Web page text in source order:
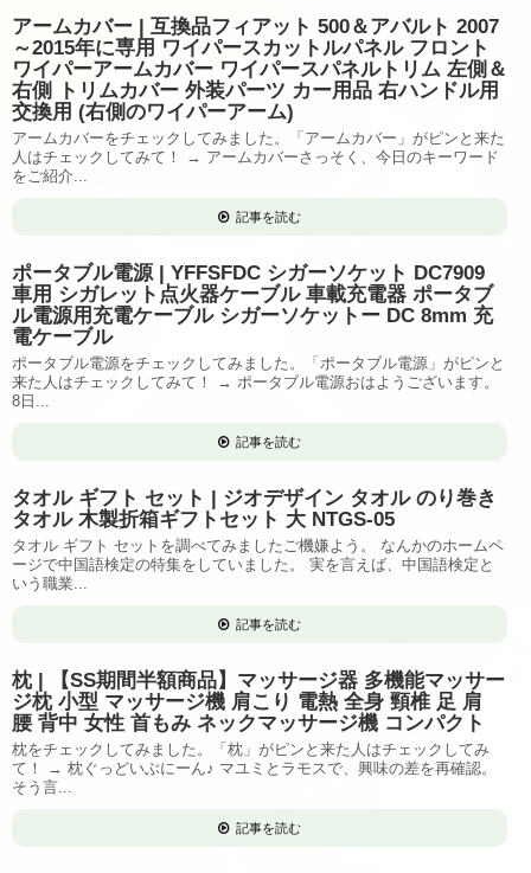
アームカバー | 互換品フィアット 500＆アバルト 2007
～2015年に専用 ワイパースカットルパネル フロント
ワイパーアームカバー ワイパースパネルトリム 左側＆
右側 トリムカバー 外装パーツ カー用品 右ハンドル用
交換用 (右側のワイパーアーム)
アームカバーをチェックしてみました。「アームカバー」がピンと来た
人はチェックしてみて！ → アームカバーさっそく、今日のキーワード
をご紹介...
記事を読む
ポータブル電源 | YFFSFDC シガーソケット DC7909
車用 シガレット点火器ケーブル 車載充電器 ポータブ
ル電源用充電ケーブル シガーソケットー DC 8mm 充
電ケーブル
ポータブル電源をチェックしてみました。「ポータブル電源」がピンと
来た人はチェックしてみて！ → ポータブル電源おはようございます。
8日...
記事を読む
タオル ギフト セット | ジオデザイン タオル のり巻き
タオル 木製折箱ギフトセット 大 NTGS-05
タオル ギフト セットを調べてみましたご機嫌よう。 なんかのホームペ
ージで中国語検定の特集をしていました。 実を言えば、中国語検定と
いう職業...
記事を読む
枕 | 【SS期間半額商品】マッサージ器 多機能マッサー
ジ枕 小型 マッサージ機 肩こり 電熱 全身 頸椎 足 肩
腰 背中 女性 首もみ ネックマッサージ機 コンパクト
枕をチェックしてみました。「枕」がピンと来た人はチェックしてみ
て！ → 枕ぐっどいぶにーん♪ マユミとラモスで、興味の差を再確認。
そう言...
記事を読む